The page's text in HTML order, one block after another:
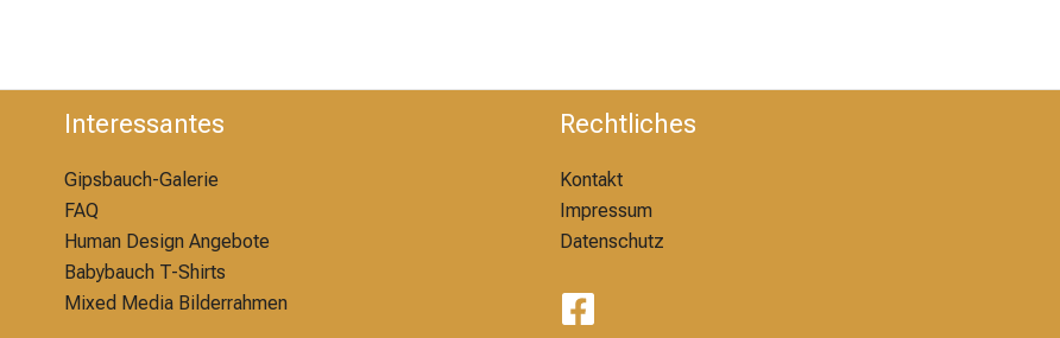
Interessantes
Gipsbauch-Galerie
FAQ
Human Design Angebote
Babybauch T-Shirts
Mixed Media Bilderrahmen
Rechtliches
Kontakt
Impressum
Datenschutz